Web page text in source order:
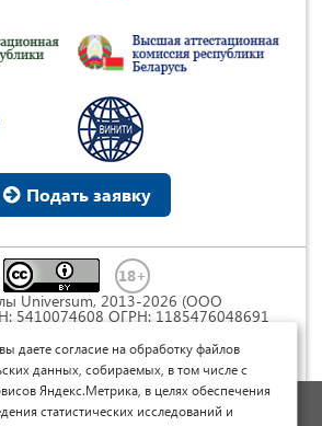
Подать заявку
Universum, 2013-2026 (ООО
5410074608 ОГРН: 1185476048691
(«Атрибуция») 4.0
персональных данных
даете согласие на обработку файлов
данных, собираемых, в том числе с
Яндекс.Метрика, в целях обеспечения
статистических исследований и